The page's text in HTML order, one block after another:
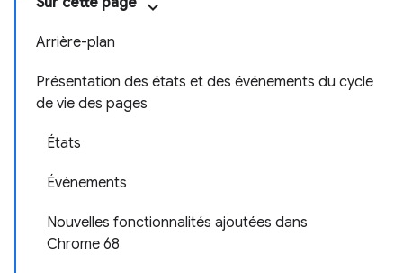
Arrière-plan
Présentation des états et des événements du cycle
de vie des pages
États
Événements
Nouvelles fonctionnalités ajoutées dans
Chrome 68